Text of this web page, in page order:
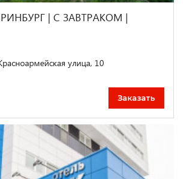
| С ЗАВТРАКОМ |
улица, 10
Заказать